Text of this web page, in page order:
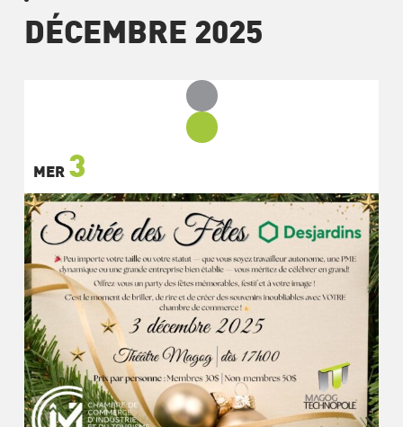
DÉCEMBRE 2025
MER 3